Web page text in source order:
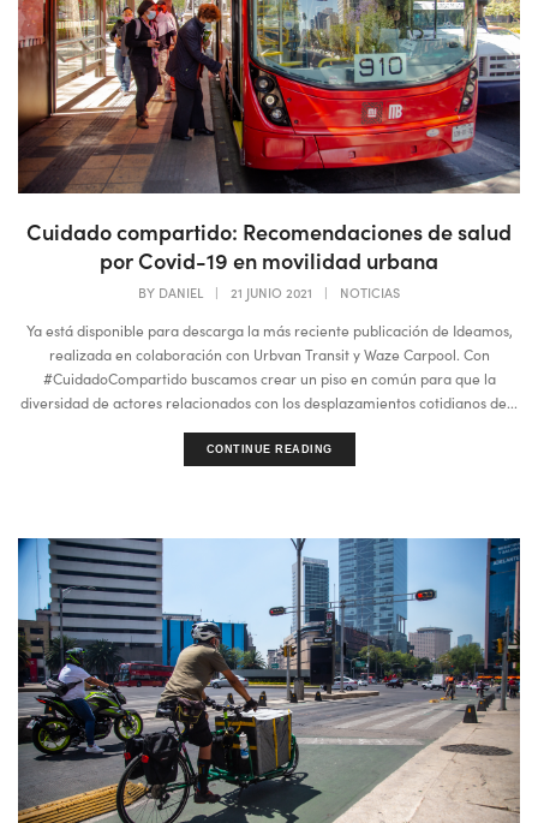
Cuidado compartido: Recomendaciones de salud
por Covid-19 en movilidad urbana
BY DANIEL | 21 JUNIO 2021 | NOTICIAS
Ya está disponible para descarga la más reciente publicación de Ideamos,
realizada en colaboración con Urbvan Transit y Waze Carpool. Con
#CuidadoCompartido buscamos crear un piso en común para que la
diversidad de actores relacionados con los desplazamientos cotidianos de...
CONTINUE READING